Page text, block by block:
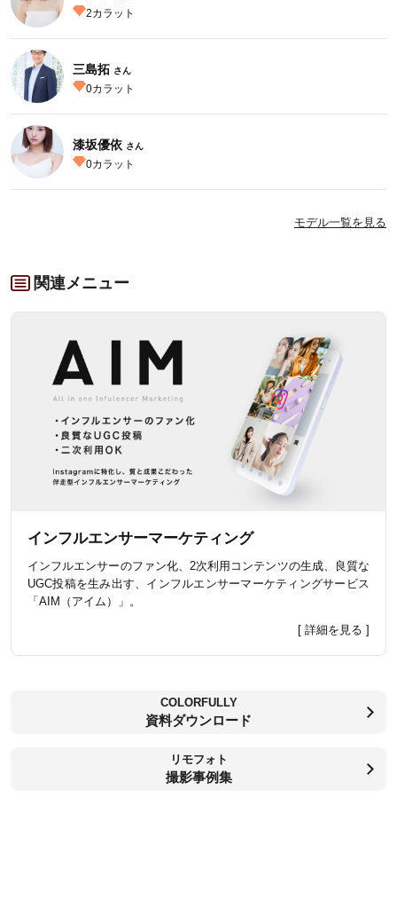
2カラット
三島拓 さん
0カラット
漆坂優依 さん
0カラット
モデル一覧を見る
関連メニュー
インフルエンサーマーケティング
インフルエンサーのファン化、2次利用コンテンツの生成、良質な
UGC投稿を生み出す、インフルエンサーマーケティングサービス
「AIM（アイム）」。
[ 詳細を見る ]
COLORFULLY
資料ダウンロード
リモフォト
撮影事例集